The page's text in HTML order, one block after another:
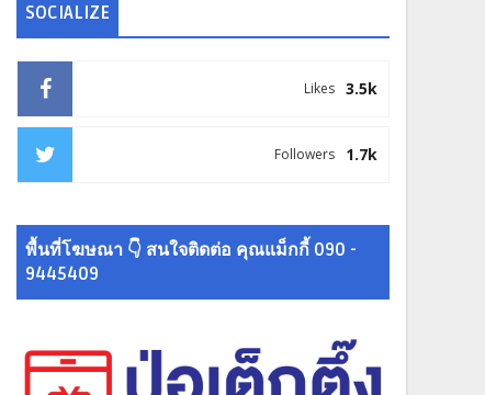
SOCIALIZE
3.5k
Likes
1.7k
Followers
พื้นที่โฆษณา 👇 สนใจติดต่อ คุณแม็กกี้ 090 -
9445409